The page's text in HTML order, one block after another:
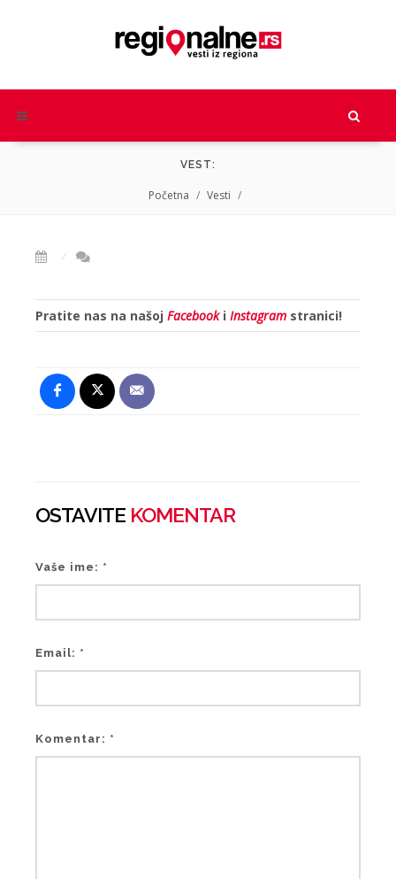
VEST:
Početna Vesti
Pratite nas na našoj Facebooki Instagram stranici!
OSTAVITE KOMENTAR
Vaše ime: *
Email: *
Komentar: *